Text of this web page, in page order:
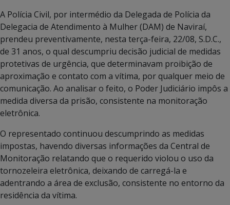
A Polícia Civil, por intermédio da Delegada de Polícia da
Delegacia de Atendimento à Mulher (DAM) de Naviraí,
prendeu preventivamente, nesta terça-feira, 22/08, S.D.C.,
de 31 anos, o qual descumpriu decisão judicial de medidas
protetivas de urgência, que determinavam proibição de
aproximação e contato com a vítima, por qualquer meio de
comunicação. Ao analisar o feito, o Poder Judiciário impôs a
medida diversa da prisão, consistente na monitoração
eletrônica.
O representado continuou descumprindo as medidas
impostas, havendo diversas informações da Central de
Monitoração relatando que o requerido violou o uso da
tornozeleira eletrônica, deixando de carregá-la e
adentrando a área de exclusão, consistente no entorno da
residência da vítima.